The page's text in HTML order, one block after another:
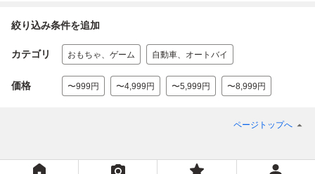
絞り込み条件を追加
カテゴリ おもちゃ、ゲーム 自動車、オートバイ
価格 〜999円 〜4,999円 〜5,999円 〜8,999円
ページトップへ